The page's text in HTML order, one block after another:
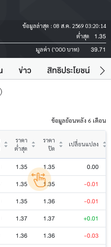
ข้อมูลล่าสุด : 08 ส.ค. 2569 03:20:14
ต่ำสุด 1.35
มูลค่า ('000 บาท) 39.71
ข่าว สิทธิประโยชน์
ข้อมูลย้อนหลัง 6 เดือน
ราคา
ต่ำสุด
ราคา
ปิด
เปลี่ยนแปลง
1.35 1.35
0.00
1.35 1.35
-0.01
1.35 1.36
-0.01
1.37 1.37
+0.01
1.36 1.36
-0.03